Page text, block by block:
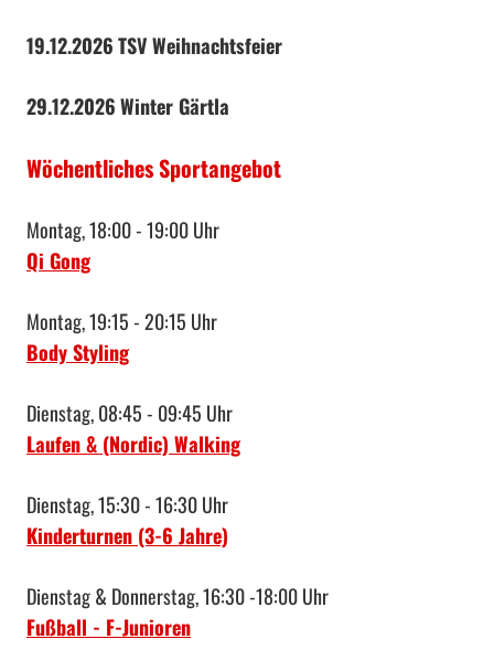
19.12.2026TSV Weihnachtsfeier
29.12.2026Winter Gärtla
Wöchentliches Sportangebot
Montag, 18:00 - 19:00 Uhr
Qi Gong
Montag, 19:15 - 20:15 Uhr
Body Styling
Dienstag, 08:45 - 09:45 Uhr
Laufen & (Nordic) Walking
Dienstag, 15:30 - 16:30 Uhr
Kinderturnen (3-6 Jahre)
Dienstag & Donnerstag, 16:30 -18:00 Uhr
Fußball - F-Junioren